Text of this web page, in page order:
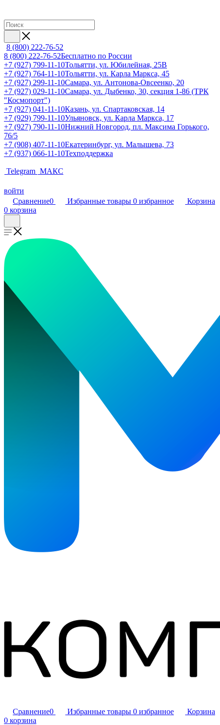
8 (800) 222-76-52
8 (800) 222-76-52Бесплатно по России
+7 (927) 799-11-10Тольятти, ул. Юбилейная, 25В
+7 (927) 764-11-10Тольятти, ул. Карла Маркса, 45
+7 (927) 299-11-10Самара, ул. Антонова-Овсеенко, 20
+7 (927) 029-11-10Самара, ул. Дыбенко, 30, секция 1-86 (ТРК
"Космопорт")
+7 (927) 041-11-10Казань, ул. Спартаковская, 14
+7 (929) 799-11-10Ульяновск, ул. Карла Маркса, 17
+7 (927) 790-11-10Нижний Новгород, пл. Максима Горького,
76/5
+7 (908) 407-11-10Екатеринбург, ул. Малышева, 73
+7 (937) 066-11-10Техподдержка
Telegram МАКС
войти
Сравнение0 Избранные товары 0 избранное
Корзина
0 корзина
Сравнение0 Избранные товары 0 избранное
Корзина
0 корзина